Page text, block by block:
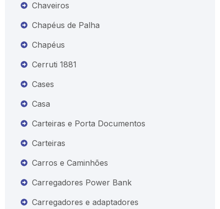
Chaveiros
Chapéus de Palha
Chapéus
Cerruti 1881
Cases
Casa
Carteiras e Porta Documentos
Carteiras
Carros e Caminhões
Carregadores Power Bank
Carregadores e adaptadores